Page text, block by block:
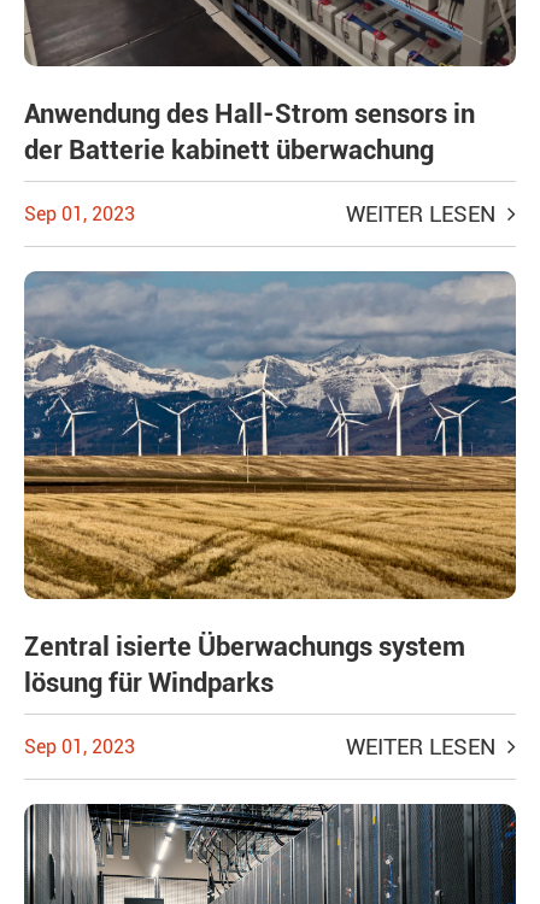
Anwendung des Hall-Strom sensors in
der Batterie kabinett überwachung
Sep 01, 2023 WEITER LESEN
Zentral isierte Überwachungs system
lösung für Windparks
Sep 01, 2023 WEITER LESEN